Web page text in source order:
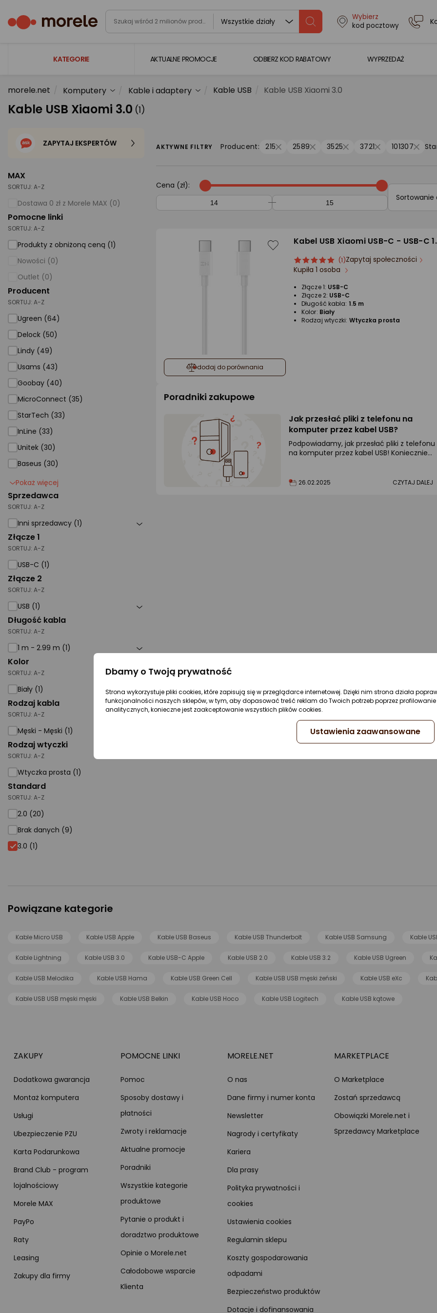
Wszystkie działy
Wybierz
kod pocztowy
KATEGORIE
Laptopy
Komputery
Gaming
Foto i kamery
AGD duże
Biuro i firma
Sport i turystyka
Supermarket
Strefa marek
AKTUALNE PROMOCJE ODBIERZ KOD RABATOWY WYPRZEDAŻ
morele.net Komputery Kable i adaptery Kable USB Kable USB Xiaomi 3.0
Kable USB Xiaomi 3.0 (1)
MAX
SORTUJ: A-Z
Dostawa 0 zł z Morele MAX (0)
Pomocne linki
SORTUJ: A-Z
Produkty z obniżoną ceną (1)
Nowości (0)
Outlet (0)
Producent
SORTUJ: A-Z
Ugreen (64)
Delock (50)
Lindy (49)
Usams (43)
Goobay (40)
MicroConnect (35)
StarTech (33)
InLine (33)
Unitek (30)
Baseus (30)
Pokaż więcej
Sprzedawca
SORTUJ: A-Z
Inni sprzedawcy (1)
Złącze 1
SORTUJ: A-Z
USB-C (1)
Złącze 2
SORTUJ: A-Z
USB (1)
Długość kabla
SORTUJ: A-Z
1 m - 2.99 m (1)
Kolor
SORTUJ: A-Z
Biały (1)
Rodzaj kabla
SORTUJ: A-Z
Męski - Męski (1)
Rodzaj wtyczki
SORTUJ: A-Z
Wtyczka prosta (1)
Standard
SORTUJ: A-Z
2.0 (20)
Brak danych (9)
3.0 (1)
ZAPYTAJ EKSPERTÓW AKTYWNE FILTRY Producent: 215 2589 3525 3721 101307
Cena (zł):
Sortowanie
dodaj do porównania
Kabel USB Xiaomi USB-C - USB-C
ocena
produktu
gwiazdki
Ocena
produktu
(1)Zapytaj społeczności
Kupiła 1 osoba
Złącze 1: USB-C
Złącze 2: USB-C
Długość kabla: 1.5 m
Kolor: Biały
Rodzaj wtyczki: Wtyczka prosta
Poradniki zakupowe
Jak przesłać pliki z telefonu na
komputer przez kabel USB?
Podpowiadamy, jak przesłać pliki z telefonu
na komputer przez kabel USB! Koniecznie
26.02.2025 CZYTAJ DALEJ
Powiązane kategorie
Kable Micro USB Kable USB Apple Kable USB Baseus Kable USB Thunderbolt Kable USB Samsung Kable
Kable Lightning Kable USB 3.0 Kable USB-C Apple Kable USB 2.0 Kable USB 3.2 Kable USB Ugreen
Kable USB Melodika Kable USB Hama Kable USB Green Cell Kable USB USB męski żeński Kable USB eXc
Kable USB USB męski męski Kable USB Belkin Kable USB Hoco Kable USB Logitech Kable USB kątowe
ZAKUPY
Dodatkowa gwarancja
Montaż komputera
Usługi
Ubezpieczenie PZU
Karta Podarunkowa
Brand Club - program
lojalnościowy
Morele MAX
PayPo
Raty
Leasing
Zakupy dla firmy
POMOCNE LINKI
Pomoc
Sposoby dostawy i
płatności
Zwroty i reklamacje
Aktualne promocje
Poradniki
Wszystkie kategorie
produktowe
Pytanie o produkt i
doradztwo produktowe
Opinie o Morele.net
Całodobowe wsparcie
Klienta
MORELE.NET
O nas
Dane firmy i numer konta
Newsletter
Nagrody i certyfikaty
Kariera
Dla prasy
Polityka prywatności i
cookies
Ustawienia cookies
Regulamin sklepu
Koszty gospodarowania
odpadami
Bezpieczeństwo produktów
Dotacje i dofinansowania
MARKETPLACE
O Marketplace
Zostań sprzedawcą
Obowiązki Morele.net i
Sprzedawcy Marketplace
Dbamy o Twoją prywatność
Strona wykorzystuje pliki cookies, które zapisują się w przeglądarce internetowej. Dzięki nim strona działa
funkcjonalności naszych sklepów, w tym, aby dopasować treść reklam do Twoich potrzeb poprzez
analitycznych, konieczne jest zaakceptowanie wszystkich plików cookies.
Ustawienia zaawansowane